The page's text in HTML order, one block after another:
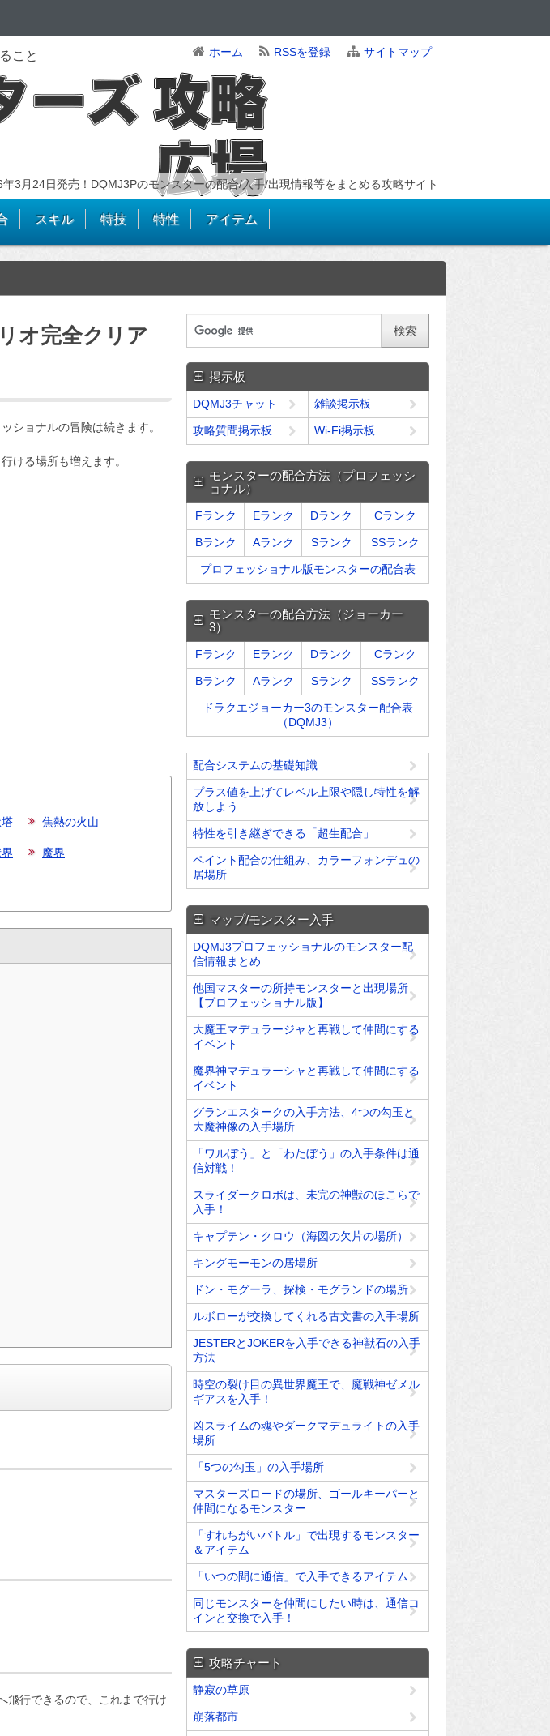
こと ホーム RSSを登録 サイトマップ
年3月24日発売！DQMJ3Pのモンスターの配合/入手/出現情報等をまとめる攻略サイト
スキル 特技 特性 アイテム
オ完全クリア
ショナルの冒険は続きます。
ける場所も増えます。
焦熱の火山
魔界
飛行できるので、これまで行け
掲示板
DQMJ3チャット 雑談掲示板
攻略質問掲示板 Wi-Fi掲示板
モンスターの配合方法（プロフェッシ
ョナル）
Fランク Eランク Dランク Cランク
Bランク Aランク Sランク SSランク
プロフェッショナル版モンスターの配合表
モンスターの配合方法（ジョーカー
3）
Fランク Eランク Dランク Cランク
Bランク Aランク Sランク SSランク
ドラクエジョーカー3のモンスター配合表
（DQMJ3）
配合システムの基礎知識
プラス値を上げてレベル上限や隠し特性を解
放しよう
特性を引き継ぎできる「超生配合」
ペイント配合の仕組み、カラーフォンデュの
居場所
マップ/モンスター入手
DQMJ3プロフェッショナルのモンスター配
信情報まとめ
他国マスターの所持モンスターと出現場所
【プロフェッショナル版】
大魔王マデュラージャと再戦して仲間にする
イベント
魔界神マデュラーシャと再戦して仲間にする
イベント
グランエスタークの入手方法、4つの勾玉と
大魔神像の入手場所
「ワルぼう」と「わたぼう」の入手条件は通
信対戦！
スライダークロボは、未完の神獣のほこらで
入手！
キャプテン・クロウ（海図の欠片の場所）
キングモーモンの居場所
ドン・モグーラ、探検・モグランドの場所
ルボローが交換してくれる古文書の入手場所
JESTERとJOKERを入手できる神獣石の入手
方法
時空の裂け目の異世界魔王で、魔戦神ゼメル
ギアスを入手！
凶スライムの魂やダークマデュライトの入手
場所
「5つの勾玉」の入手場所
マスターズロードの場所、ゴールキーパーと
仲間になるモンスター
「すれちがいバトル」で出現するモンスター
＆アイテム
「いつの間に通信」で入手できるアイテム
同じモンスターを仲間にしたい時は、通信コ
インと交換で入手！
攻略チャート
静寂の草原
崩落都市